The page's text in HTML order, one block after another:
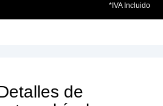
*IVA Incluido
de